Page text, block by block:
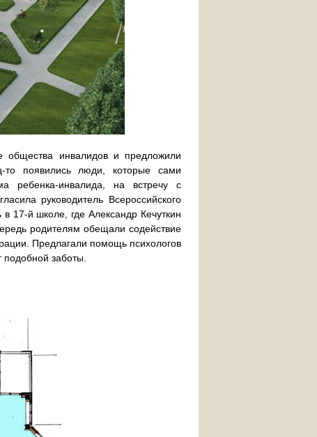
общества инвалидов и предложили
появились люди, которые сами
ребенка-инвалида, на встречу с
руководитель Всероссийского
17-й школе, где Александр Кечуткин
родителям обещали содействие
Предлагали помощь психологов
заботы.